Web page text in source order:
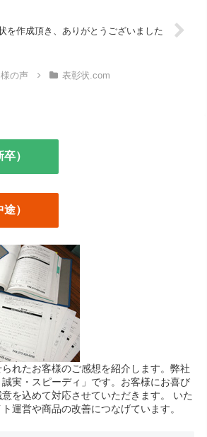
を作成頂き、ありがとうございました
の声 表彰状.com
）
）
れたお客様のご感想を紹介します。弊社
実・スピーディ」です。お客様にお喜び
を込めて対応させていただきます。 いた
運営や商品の改善につなげています。